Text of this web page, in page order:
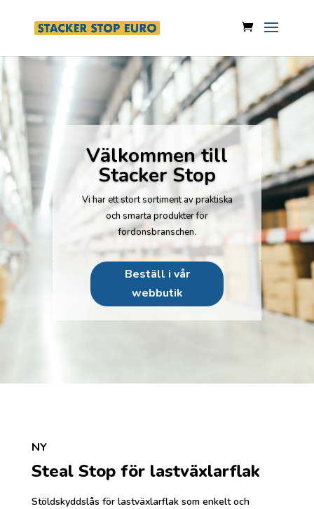
Välkommen till
Stacker Stop
Vi har ett stort sortiment av praktiska
och smarta produkter för
fordonsbranschen.
Beställ i vår
webbutik
NY
Steal Stop för lastväxlarflak
Stöldskyddslås för lastväxlarflak som enkelt och